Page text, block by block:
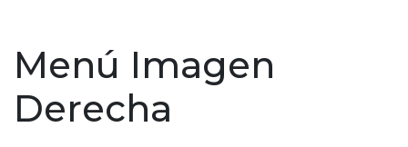
Menú Imagen
Derecha